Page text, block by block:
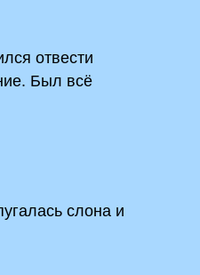
отвести
Был всё
слона и